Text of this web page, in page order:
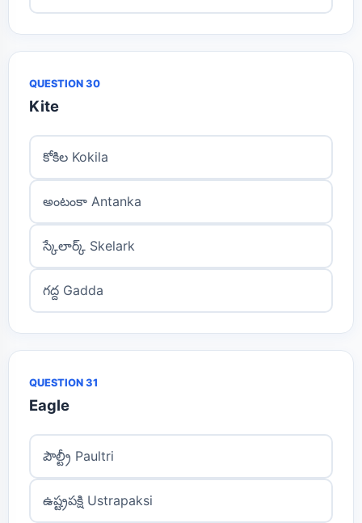
QUESTION 30
Kite
కోకిల Kokila
అంటంకా Antanka
స్కేలార్క్ Skelark
గద్ద Gadda
QUESTION 31
Eagle
పౌల్ట్రీ Paultri
ఉష్ట్రపక్షి Ustrapaksi